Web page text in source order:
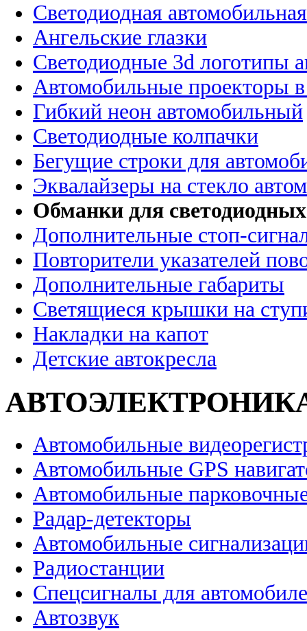
Светодиодная
Ангельские глазки
Светодиодные 3d логотипы
Автомобильные проекторы
Гибкий неон автомобильный
Светодиодные колпачки
Бегущие строки для
Эквалайзеры на стекло
Обманки для
Дополнительные стоп-
Повторители указателей
Дополнительные габариты
Светящиеся крышки на
Накладки на капот
Детские автокресла
Автомобильные
Автомобильные GPS
Автомобильные
Радар-детекторы
Автомобильные
Радиостанции
Спецсигналы для
Автозвук